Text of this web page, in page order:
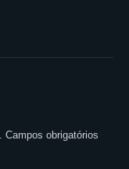
Campos obrigatórios